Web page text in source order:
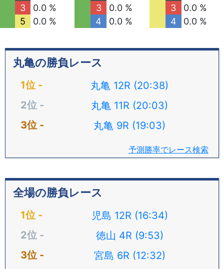
3
0.0 %
5
0.0 %
3
0.0 %
4
0.0 %
3
0.0 %
4
0.0 %
丸亀の勝負レース
丸亀 12R (20:38)
丸亀 11R (20:03)
丸亀 9R (19:03)
予測勝率でレース検索
全場の勝負レース
児島 12R (16:34)
徳山 4R (9:53)
宮島 6R (12:32)